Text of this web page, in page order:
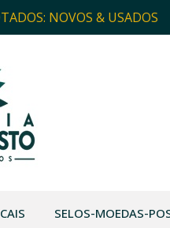
NOVOS & USADOS
SELOS-MOEDAS-